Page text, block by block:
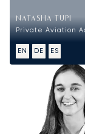
NATASHA TUPI
Private Aviation
EN DE ES